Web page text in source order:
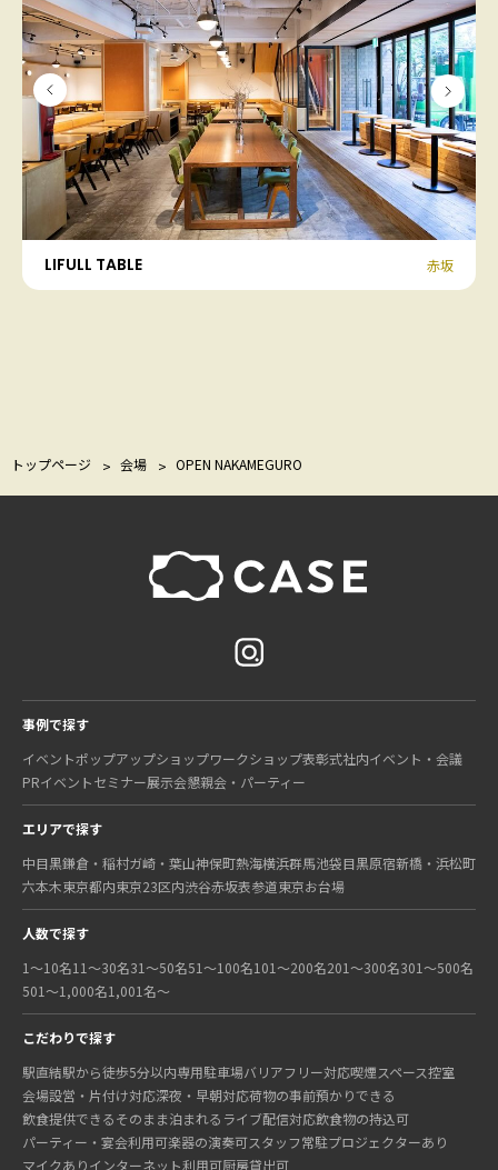
LIFULL TABLE 赤坂
トップページ 会場 OPEN NAKAMEGURO
事例で探す
イベントポップアップショップワークショップ表彰式社内イベント・会議
PRイベントセミナー展示会懇親会・パーティー
エリアで探す
中目黒鎌倉・稲村ガ崎・葉山神保町熱海横浜群馬池袋目黒原宿新橋・浜松町
六本木東京都内東京23区内渋谷赤坂表参道東京お台場
人数で探す
1〜10名11〜30名31〜50名51〜100名101〜200名201〜300名301〜500名
501〜1,000名1,001名〜
こだわりで探す
駅直結駅から徒歩5分以内専用駐車場バリアフリー対応喫煙スペース控室
会場設営・片付け対応深夜・早朝対応荷物の事前預かりできる
飲食提供できるそのまま泊まれる ライブ配信対応飲食物の持込可
パーティー・宴会利用可楽器の演奏可スタッフ常駐プロジェクターあり
マイクありインターネット利用可厨房貸出可